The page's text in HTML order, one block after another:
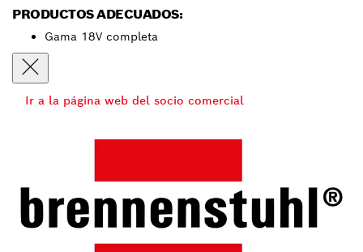
PRODUCTOS ADECUADOS:
Gama 18V completa
Ir a la página web del socio comercial